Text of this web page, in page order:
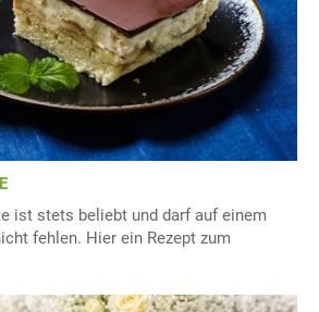
ist stets beliebt und darf auf einem
fehlen. Hier ein Rezept zum